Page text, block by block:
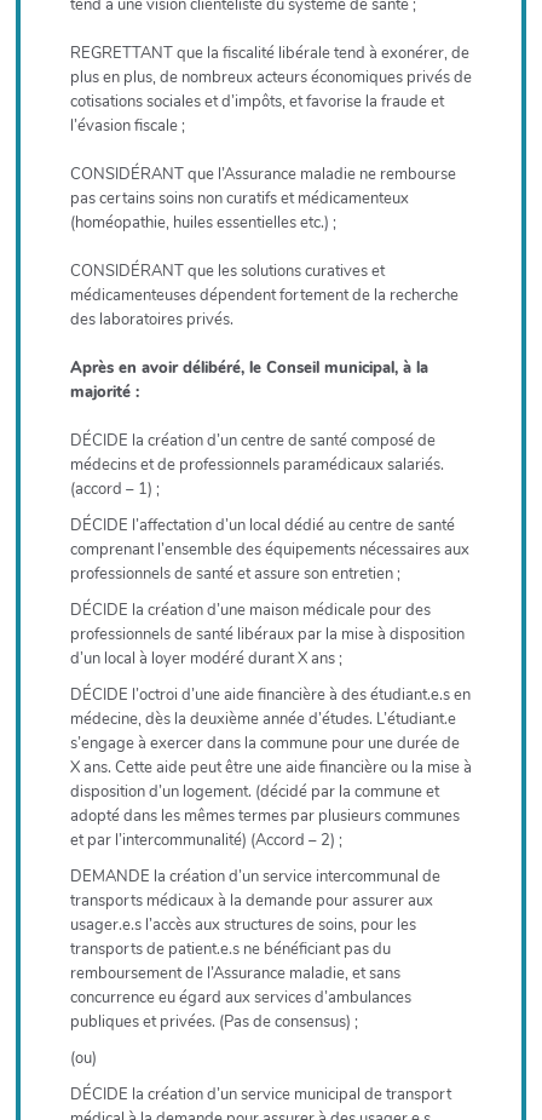
tend à une vision clientéliste du système de santé ;
REGRETTANT que la fiscalité libérale tend à exonérer, de
plus en plus, de nombreux acteurs économiques privés de
cotisations sociales et d’impôts, et favorise la fraude et
l’évasion fiscale ;
CONSIDÉRANT que l’Assurance maladie ne rembourse
pas certains soins non curatifs et médicamenteux
(homéopathie, huiles essentielles etc.) ;
CONSIDÉRANT que les solutions curatives et
médicamenteuses dépendent fortement de la recherche
des laboratoires privés.
Après en avoir délibéré, le Conseil municipal, à la
majorité :
DÉCIDE la création d’un centre de santé composé de
médecins et de professionnels paramédicaux salariés.
(accord – 1) ;
DÉCIDE l’affectation d’un local dédié au centre de santé
comprenant l’ensemble des équipements nécessaires aux
professionnels de santé et assure son entretien ;
DÉCIDE la création d’une maison médicale pour des
professionnels de santé libéraux par la mise à disposition
d’un local à loyer modéré durant X ans ;
DÉCIDE l’octroi d’une aide financière à des étudiant.e.s en
médecine, dès la deuxième année d’études. L’étudiant.e
s’engage à exercer dans la commune pour une durée de
X ans. Cette aide peut être une aide financière ou la mise à
disposition d’un logement. (décidé par la commune et
adopté dans les mêmes termes par plusieurs communes
et par l’intercommunalité) (Accord – 2) ;
DEMANDE la création d’un service intercommunal de
transports médicaux à la demande pour assurer aux
usager.e.s l’accès aux structures de soins, pour les
transports de patient.e.s ne bénéficiant pas du
remboursement de l’Assurance maladie, et sans
concurrence eu égard aux services d’ambulances
publiques et privées. (Pas de consensus) ;
(ou)
DÉCIDE la création d’un service municipal de transport